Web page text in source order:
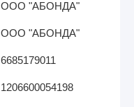
ООО "АБОНДА"
ООО "АБОНДА"
6685179011
1206600054198